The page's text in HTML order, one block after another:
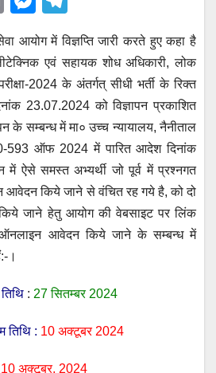
ail
e
ss
e
n
g
er
e
gr
a
m
आयोग में विज्ञप्ति जारी करते हुए कहा है
एवं सहायक शोध अधिकारी, लोक
2024 के अंतर्गत् सीधी भर्ती के रिक्त
23.07.2024 को विज्ञापन प्रकाशित
के सम्बन्ध में मा० उच्च न्यायालय, नैनीताल
593 ऑफ 2024 में पारित आदेश दिनांक
ऐसे समस्त अभ्यर्थी जो पूर्व में प्रश्नगत
आवेदन किये जाने से वंचित रह गये है, को दो
जाने हेतु आयोग की वेबसाइट पर लिंक
ऑनलाइन आवेदन किये जाने के सम्बन्ध में
।
: 27 सितम्बर 2024
तिथि : 10 अक्टूबर 2024
10 अक्टूबर, 2024